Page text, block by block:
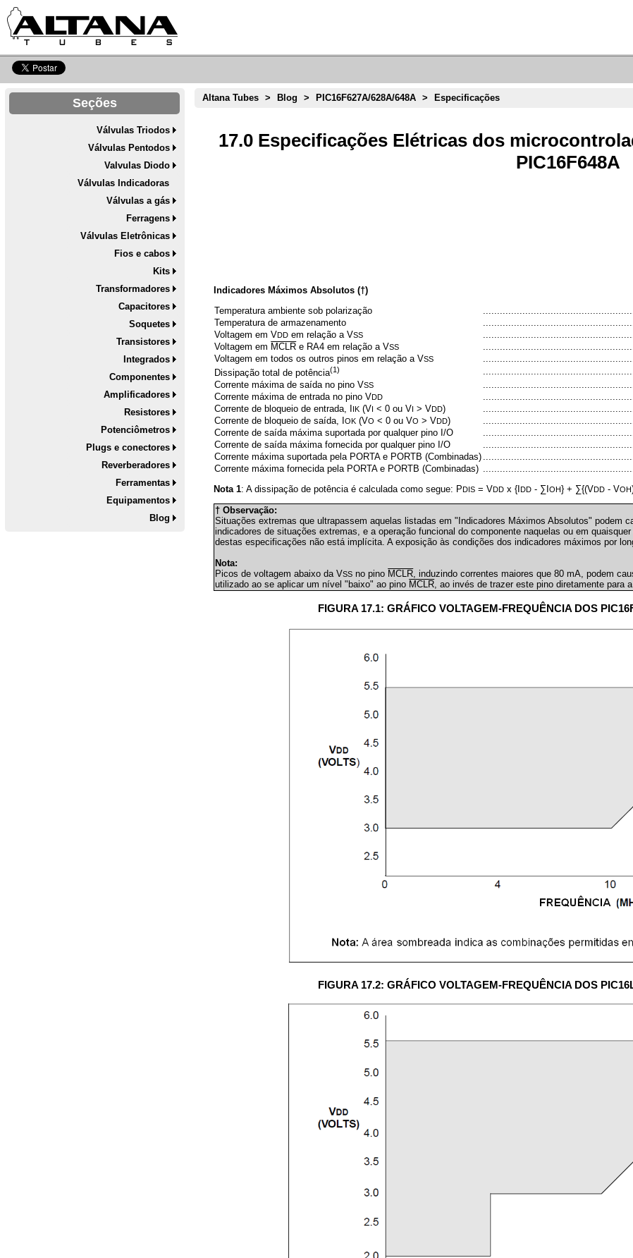
Seções
Válvulas Triodos
Válvulas Pentodos
Valvulas Diodo
Válvulas Indicadoras
Válvulas a gás
Ferragens
Válvulas Eletrônicas
Fios e cabos
Kits
Transformadores
Capacitores
Soquetes
Transistores
Integrados
Componentes
Amplificadores
Resistores
Potenciômetros
Plugs e conectores
Reverberadores
Ferramentas
Equipamentos
Blog
Altana Tubes > Blog > PIC16F627A/628A/648A > Especificações
17.0 Especificações Elétricas dos
PIC16F648A
Indicadores Máximos Absolutos (†)
Temperatura ambiente sob polarização
Temperatura de armazenamento
Voltagem em VDD em relação a VSS
Voltagem em MCLR e RA4 em relação a VSS
Voltagem em todos os outros pinos em relação a VSS
Dissipação total de potência(1)
Corrente máxima de saída no pino VSS
Corrente máxima de entrada no pino VDD
Corrente de bloqueio de entrada, I
IK (V < 0 ou V > VDD)
Corrente de bloqueio de saída, IOK (VO < 0 ou VO > VDD)
Corrente de saída máxima suportada por qualquer pino I/O
Corrente de saída máxima fornecida por qualquer pino I/O
Corrente máxima suportada pela PORTA e PORTB (Combinadas)
Corrente máxima fornecida pela PORTA e PORTB (Combinadas)
Nota 1: A dissipação de potência é calculada como segue: PDIS = VDD x {IDD - ∑IOH} + ∑{(VDD - VOH
† Observação:
Situações extremas que ultrapassem aquelas listadas em "Indicadores Máximos Absolutos" podem
indicadores de situações extremas, e a operação funcional do componente naquelas ou em
destas especificações não está implícita. A exposição às condições dos indicadores máximos por
Nota:
Picos de voltagem abaixo da VSS no pino MCLR, induzindo correntes maiores que 80 mA, podem
utilizado ao se aplicar um nível "baixo" ao pino MCLR, ao invés de trazer este pino diretamente para
FIGURA 17.1: GRÁFICO VOLTAGEM-FREQUÊNCIA DOS
FIGURA 17.2: GRÁFICO VOLTAGEM-FREQUÊNCIA DOS